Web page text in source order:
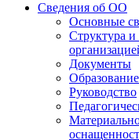
Сведения об ОО
Основные
Структура и
Документы
Образование
Руководство